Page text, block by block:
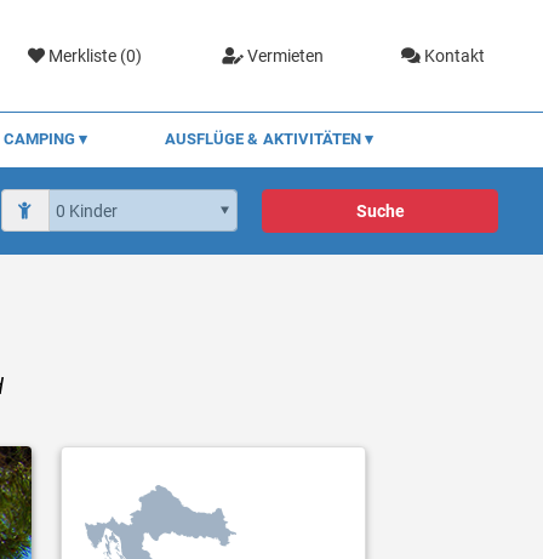
Merkliste (0) Vermieten Kontakt
CAMPING AUSFLÜGE & AKTIVITÄTEN
Suche